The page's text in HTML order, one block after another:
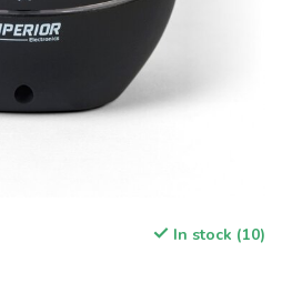
In stock (10)